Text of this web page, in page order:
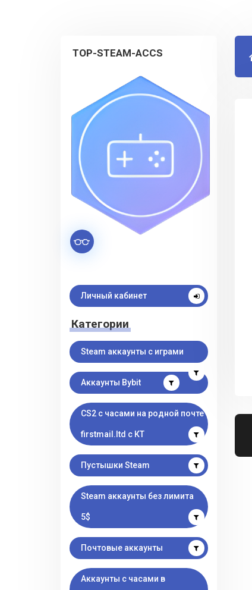
TOP-STEAM-ACCS
Личный кабинет
Категории
Steam аккаунты с играми
Аккаунты Bybit
CS2 с часами на родной почте
firstmail.ltd с КТ
Пустышки Steam
Steam аккаунты без лимита
5$
Почтовые аккаунты
Аккаунты с часами в